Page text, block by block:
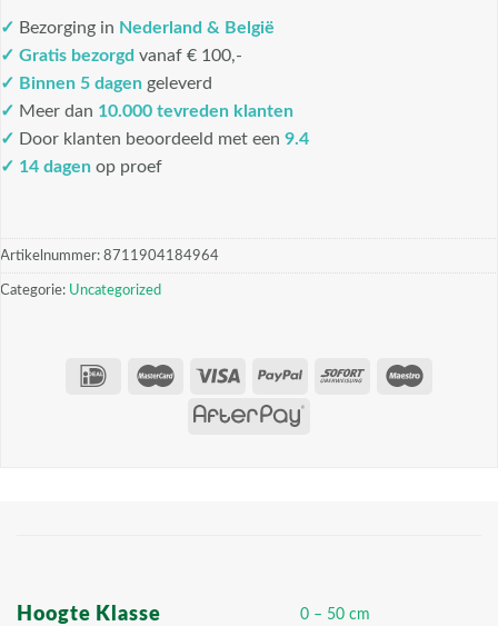
✓ Bezorging in Nederland & België
✓ Gratis bezorgd vanaf € 100,-
✓ Binnen 5 dagen geleverd
✓ Meer dan 10.000 tevreden klanten
✓ Door klanten beoordeeld met een 9.4
✓ 14 dagen op proef
Artikelnummer: 8711904184964
Categorie: Uncategorized
Hoogte Klasse 0 – 50 cm